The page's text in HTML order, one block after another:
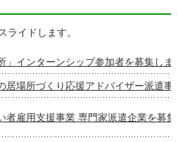
イドします。
」インターンシップ参加者を募集しま
場所づくり応援アドバイザー派遣事
者雇用支援事業 専門家派遣企業を募